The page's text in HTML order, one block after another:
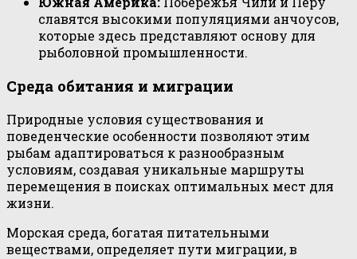
славятся высокими популяциями анчоусов,
которые здесь представляют основу для
рыболовной промышленности.
Среда обитания и миграции
Природные условия существования и
поведенческие особенности позволяют этим
рыбам адаптироваться к разнообразным
условиям, создавая уникальные маршруты
перемещения в поисках оптимальных мест для
жизни.
Морская среда, богатая питательными
веществами, определяет пути миграции, в